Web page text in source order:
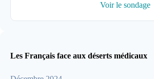
Voir le sondage
Les Français face aux déserts médicaux